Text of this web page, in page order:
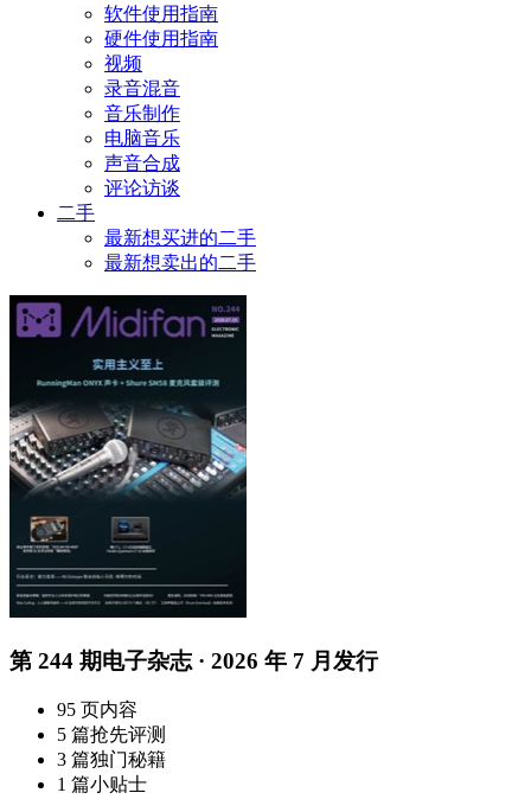
软件使用指南
硬件使用指南
视频
录音混音
音乐制作
电脑音乐
声音合成
评论访谈
二手
最新想买进的二手
最新想卖出的二手
第 244 期电子杂志 · 2026 年 7 月发行
95 页内容
5 篇抢先评测
3 篇独门秘籍
1 篇小贴士